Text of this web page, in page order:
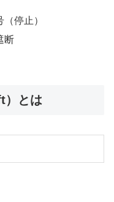
停止）
断
）とは